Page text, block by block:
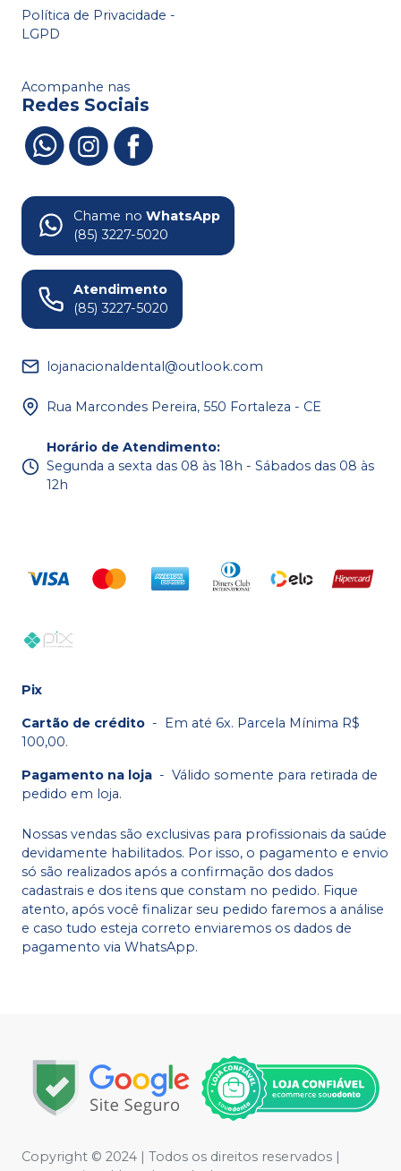
Política de Privacidade -
LGPD
Acompanhe nas
Redes Sociais
Chame no WhatsApp
(85) 3227-5020
Atendimento
(85) 3227-5020
lojanacionaldental@outlook.com
Rua Marcondes Pereira, 550 Fortaleza - CE
Horário de Atendimento:
Segunda a sexta das 08 às 18h - Sábados das 08 às
12h
Pix
Cartão de crédito - Em até 6x. Parcela Mínima R$
100,00.
Pagamento na loja - Válido somente para retirada de
pedido em loja.
Nossas vendas são exclusivas para profissionais da saúde
devidamente habilitados. Por isso, o pagamento e envio
só são realizados após a confirmação dos dados
cadastrais e dos itens que constam no pedido. Fique
atento, após você finalizar seu pedido faremos a análise
e caso tudo esteja correto enviaremos os dados de
pagamento via WhatsApp.
Copyright © 2024 | Todos os direitos reservados |